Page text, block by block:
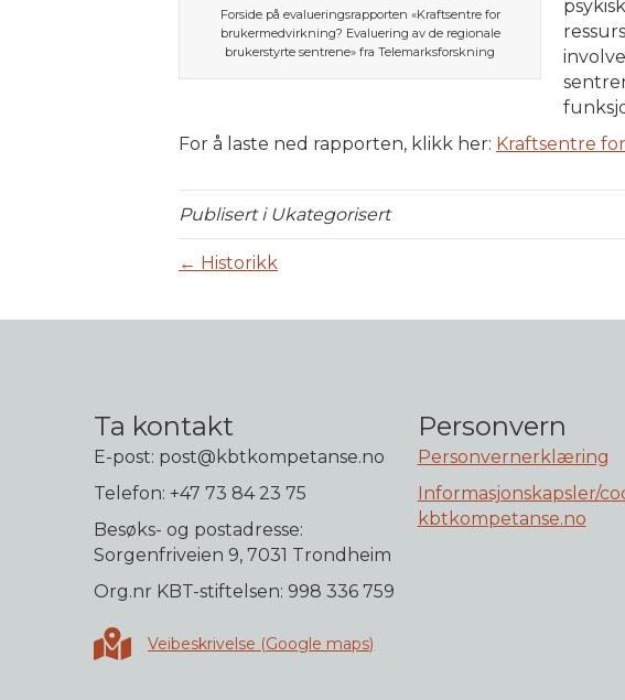
Forside på evalueringsrapporten «Kraftsentre for
brukermedvirkning? Evaluering av de regionale
brukerstyrte sentrene» fra Telemarksforskning
For å laste ned rapporten, klikk her: Kraftsentre
Publisert i Ukategorisert
← Historikk
Ta kontakt
E-post: post@kbtkompetanse.no
Telefon: +47 73 84 23 75
Besøks- og postadresse:
Sorgenfriveien 9, 7031 Trondheim
Org.nr KBT-stiftelsen: 998 336 759
Veibeskrivelse i Google maps
Veibeskrivelse (Google maps)
Personvern
Personvernerklæring
Informasjonskapsler/
kbtkompetanse.no